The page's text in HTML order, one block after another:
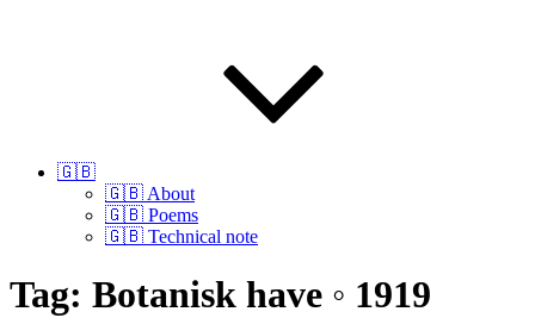
🇬🇧
🇬🇧 About
🇬🇧 Poems
🇬🇧 Technical note
Tag: Botanisk have ◦ 1919